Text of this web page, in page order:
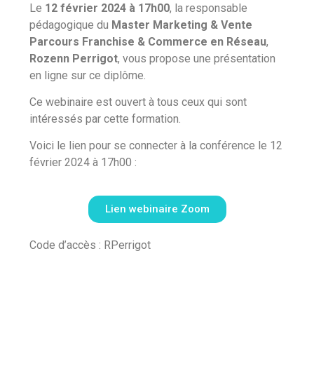
Le 12 février 2024 à 17h00, la responsable
pédagogique du Master Marketing & Vente
Parcours Franchise & Commerce en Réseau,
Rozenn Perrigot, vous propose une présentation
en ligne sur ce diplôme.
Ce webinaire est ouvert à tous ceux qui sont
intéressés par cette formation.
Voici le lien pour se connecter à la conférence le 12
février 2024 à 17h00 :
Lien webinaire Zoom
Code d’accès : RPerrigot